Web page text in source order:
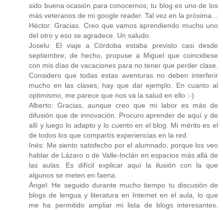
sido buena ocasión para conocernos; tu blog es uno de los
más veteranos de mi google reader. Tal vez en la próxima...
Héctor: Gracias. Creo que vamos aprendiendo mucho uno
del otro y eso se agradece. Un saludo.
Joselu: El viaje a Córdoba estaba previsto casi desde
septiembre; de hecho, propuse a Miguel que coincidiese
con mis días de vacaciones para no tener que perder clase.
Considero que todas estas aventuras no deben interferir
mucho en las clases; hay que dar ejemplo. En cuanto al
optimismo, me parece que nos va la salud en ello :-)
Alberto: Gracias, aunque creo que mi labor es más de
difusión que de innovación. Procuro aprender de aquí y de
allí y luego lo adapto y lo cuento en el blog. Mi mérito es el
de todos los que compartís experiencias en la red.
Inés: Me siento satisfecho por el alumnado, porque los veo
hablar de Lázaro o de Valle-Inclán en espacios más allá de
las aulas. Es difícil explicar aquí la ilusión con la que
algunos se meten en faena.
Ángel: He seguido durante mucho tiempo tu discusión de
blogs de lengua y literatura en Internet en el aula, lo que
me ha permitido ampliar mi lista de blogs interesantes.